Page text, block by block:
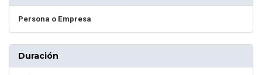
Persona o Empresa
Duración